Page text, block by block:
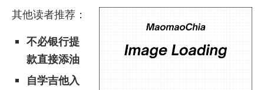
其他读者推荐：
不必银行提
款直接添油
自学吉他入